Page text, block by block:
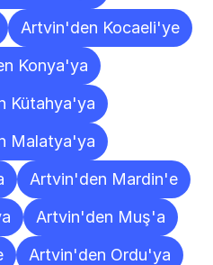
Artvin'den Kocaeli'ye
Konya'ya
Kütahya'ya
Malatya'ya
Artvin'den Mardin'e
Artvin'den Muş'a
Artvin'den Ordu'ya